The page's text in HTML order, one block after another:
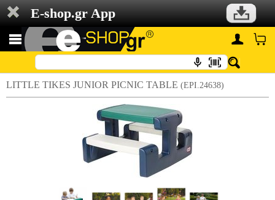
E-shop.gr App
LITTLE TIKES JUNIOR PICNIC TABLE (EPI.24638)